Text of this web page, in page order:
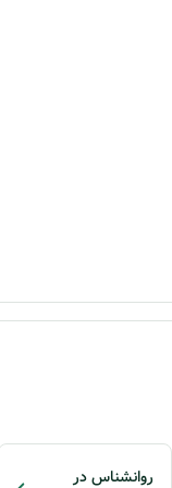
روانشناس در